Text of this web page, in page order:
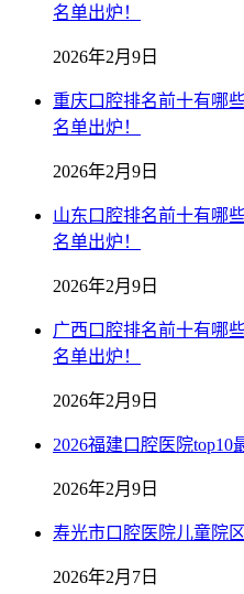
名单出炉！
2026年2月9日
重庆口腔排名前十有哪
名单出炉！
2026年2月9日
山东口腔排名前十有哪
名单出炉！
2026年2月9日
广西口腔排名前十有哪
名单出炉！
2026年2月9日
2026福建口腔医院top10
2026年2月9日
寿光市口腔医院儿童院
2026年2月7日